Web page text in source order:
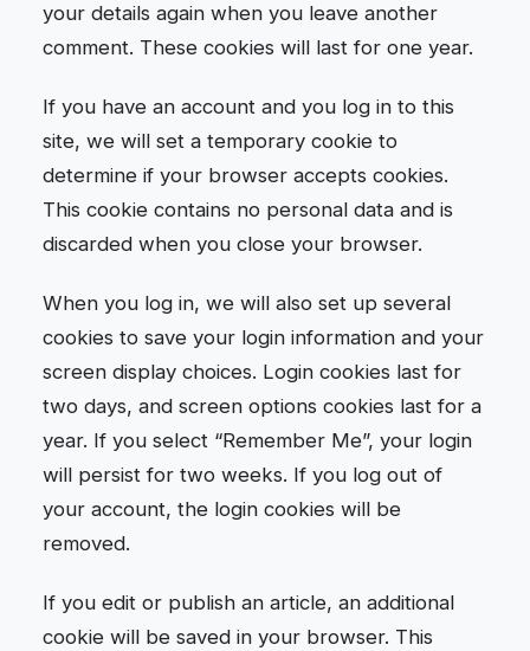
your details again when you leave another
comment. These cookies will last for one year.
If you have an account and you log in to this
site, we will set a temporary cookie to
determine if your browser accepts cookies.
This cookie contains no personal data and is
discarded when you close your browser.
When you log in, we will also set up several
cookies to save your login information and your
screen display choices. Login cookies last for
two days, and screen options cookies last for a
year. If you select “Remember Me”, your login
will persist for two weeks. If you log out of
your account, the login cookies will be
removed.
If you edit or publish an article, an additional
cookie will be saved in your browser. This